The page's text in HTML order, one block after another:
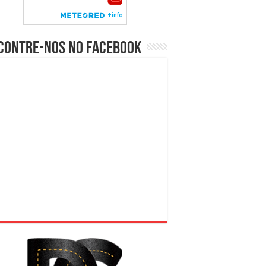
nos no Facebook